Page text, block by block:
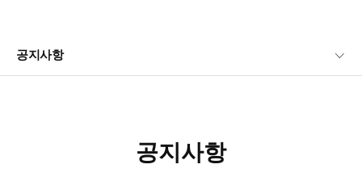
공지사항
공지사항